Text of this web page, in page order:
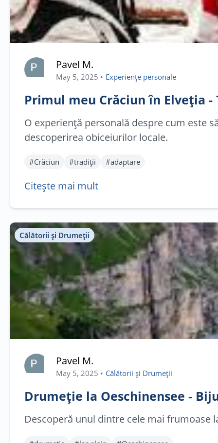
Pavel M.
May 5, 2025 • Experiențe personale
Primul meu Crăciun în Elveția
O experiență personală despre cum este
descoperirea obiceiurilor locale.
#Crăciun #tradiții #adaptare
Citește mai mult
Călătorii și Drumeții
Pavel M.
May 5, 2025 • Călătorii și Drumeții
Drumeție la Oeschinensee -
Descoperă unul dintre cele mai frumoase